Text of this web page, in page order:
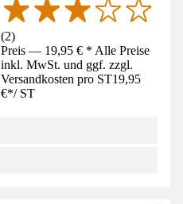
(2)
Preis — 19,95 € * Alle Preise
inkl. MwSt. und ggf. zzgl.
Versandkosten pro ST19,95
€*/ ST